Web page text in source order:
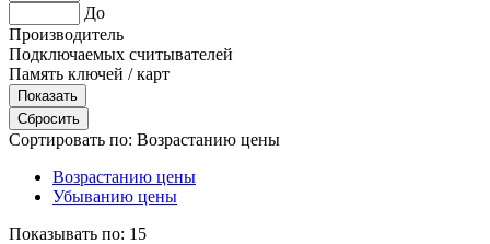
До
Производитель
Подключаемых считывателей
Память ключей / карт
Сортировать по: Возрастанию цены
Возрастанию цены
Убыванию цены
Показывать по: 15